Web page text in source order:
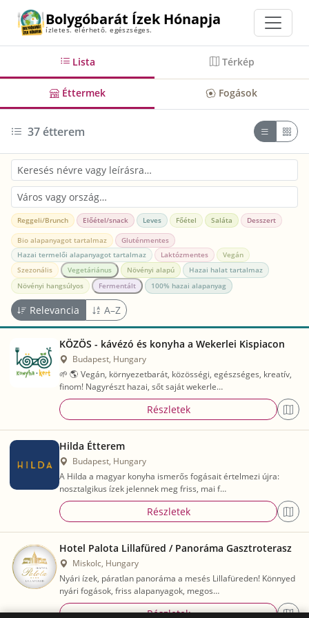
Bolygóbarát Ízek Hónapja
ízletes. elérhető. egészséges.
Lista Térkép
Éttermek Fogások
37étterem
Reggeli/Brunch Előétel/snack Leves Főétel Saláta Desszert
Bio alapanyagot tartalmaz
Gluténmentes
Hazai termelői alapanyagot tartalmaz
Laktózmentes
Vegán
Szezonális
Vegetáriánus Növényi alapú
Hazai halat tartalmaz
Növényi hangsúlyos
Fermentált 100% hazai alapanyag
Relevancia A–Z
KÖZÖS - kávézó és konyha a Wekerlei Kispiacon
Budapest, Hungary
🌱 🌎 Vegán, környezetbarát, közösségi, egészséges, kreatív,
finom! Nagyrészt hazai, sőt saját wekerle…
Részletek
Hilda Étterem
Budapest, Hungary
A Hilda a magyar konyha ismerős fogásait értelmezi újra:
nosztalgikus ízek jelennek meg friss, mai f…
Részletek
Hotel Palota Lillafüred / Panoráma Gasztroterasz
Miskolc, Hungary
Nyári ízek, páratlan panoráma a mesés Lillafüreden! Könnyed
nyári fogások, friss alapanyagok, megos…
Részletek